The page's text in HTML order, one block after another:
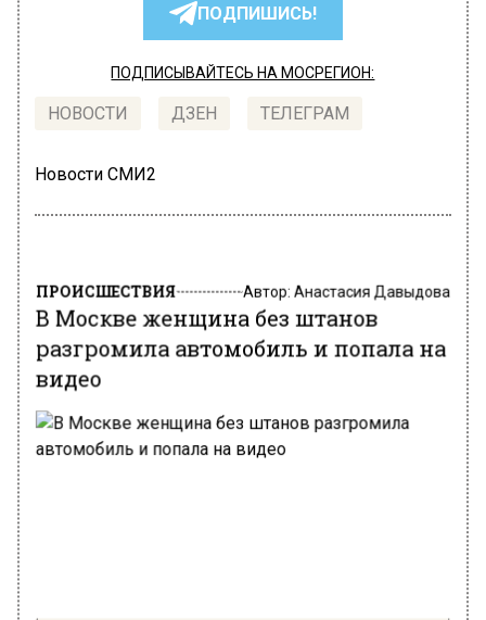
ПОДПИШИСЬ!
ПОДПИСЫВАЙТЕСЬ НА МОСРЕГИОН:
НОВОСТИ ДЗЕН ТЕЛЕГРАМ
Новости СМИ2
ПРОИСШЕСТВИЯ Автор: Анастасия Давыдова
В Москве женщина без штанов
разгромила автомобиль и попала на
видео